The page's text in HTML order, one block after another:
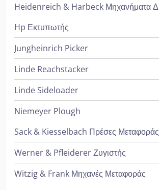
Hp Εκτυπωτής
Jungheinrich Picker
Linde Reachstacker
Linde Sideloader
Niemeyer Plough
Sack & Kiesselbach Πρέσες Μεταφοράς
Werner & Pfleiderer Ζυγιστής
Witzig & Frank Μηχανές Μεταφοράς